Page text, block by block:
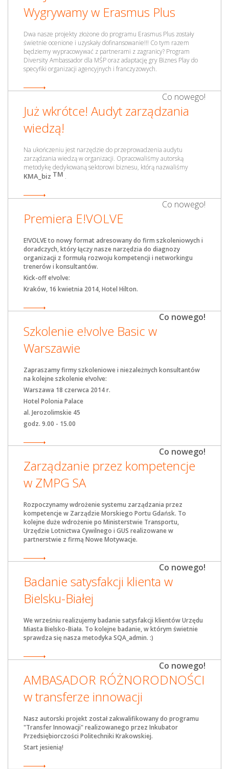
Wygrywamy w Erasmus Plus
Dwa nasze projekty złożone do programu Erasmus Plus zostały
świetnie ocenione i uzyskały dofinansowanie!!! Co tym razem
będziemy wypracowywać z partnerami z zagranicy? Program
Diversity Ambassador dla MŚP oraz adaptację gry Biznes Play do
specyfiki organizacji agencyjnych i franczyzowych.
Co nowego!
Już wkrótce! Audyt zarządzania
wiedzą!
Na ukończeniu jest narzędzie do przeprowadzenia audytu
zarządzania wiedzą w organizacji. Opracowaliśmy autorską
metodykę dedykowaną sektorowi biznesu, którą nazwaliśmy
KMA_biz TM .
Co nowego!
Premiera E!VOLVE
E!VOLVE to nowy format adresowany do firm szkoleniowych i
doradczych, który łączy nasze narzędzia do diagnozy
organizacji z formułą rozwoju kompetencji i networkingu
trenerów i konsultantów.
Kick-off e!volve:
Kraków, 16 kwietnia 2014, Hotel Hilton.
Co nowego!
Szkolenie e!volve Basic w
Warszawie
Zapraszamy firmy szkoleniowe i niezależnych konsultantów
na kolejne szkolenie e!volve:
Warszawa 18 czerwca 2014 r.
Hotel Polonia Palace
al. Jerozolimskie 45
godz. 9.00 - 15.00
Co nowego!
Zarządzanie przez kompetencje
w ZMPG SA
Rozpoczynamy wdrożenie systemu zarządzania przez
kompetencje w Zarządzie Morskiego Portu Gdańsk. To
kolejne duże wdrożenie po Ministerstwie Transportu,
Urzędzie Lotnictwa Cywilnego i GUS realizowane w
partnerstwie z firmą Nowe Motywacje.
Co nowego!
Badanie satysfakcji klienta w
Bielsku-Białej
We wrześniu realizujemy badanie satysfakcji klientów Urzędu
Miasta Bielsko-Biała. To kolejne badanie, w którym świetnie
sprawdza się nasza metodyka SQA_admin. :)
Co nowego!
AMBASADOR RÓŻNORODNOŚCI
w transferze innowacji
Nasz autorski projekt został zakwalifikowany do programu
"Transfer Innowacji" realizowanego przez Inkubator
Przedsiębiorczości Politechniki Krakowskiej.
Start jesienią!